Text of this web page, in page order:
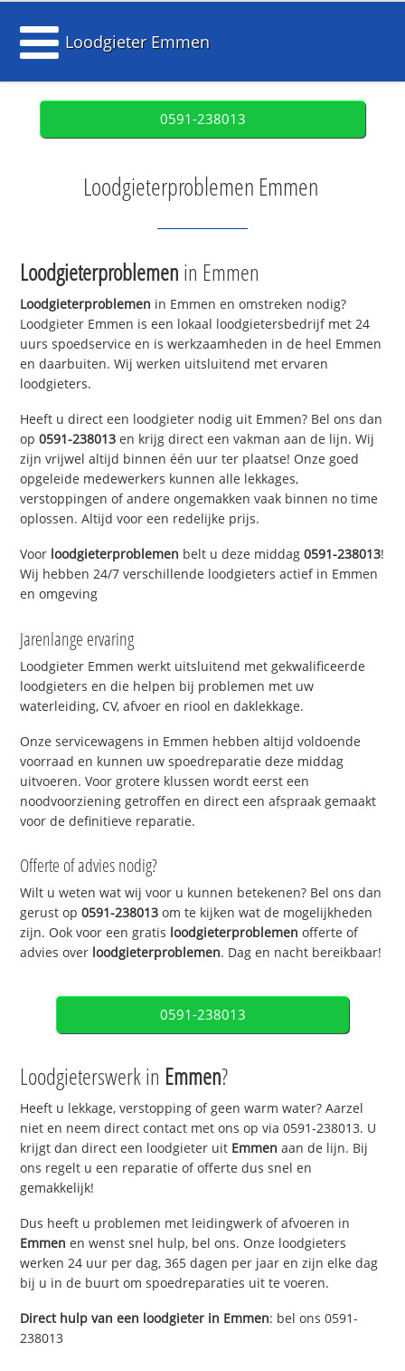
Loodgieter Emmen
0591-238013
Loodgieterproblemen Emmen
Loodgieterproblemen in Emmen
Loodgieterproblemen in Emmen en omstreken nodig?
Loodgieter Emmen is een lokaal loodgietersbedrijf met 24
uurs spoedservice en is werkzaamheden in de heel Emmen
en daarbuiten. Wij werken uitsluitend met ervaren
loodgieters.
Heeft u direct een loodgieter nodig uit Emmen? Bel ons dan
op0591-238013 en krijg direct een vakman aan de lijn. Wij
zijn vrijwel altijd binnen één uur ter plaatse! Onze goed
opgeleide medewerkers kunnen alle lekkages,
verstoppingen of andere ongemakken vaak binnen no time
oplossen. Altijd voor een redelijke prijs.
Voor loodgieterproblemen belt u deze middag0591-238013!
Wij hebben 24/7 verschillende loodgieters actief in Emmen
en omgeving
Jarenlange ervaring
Loodgieter Emmen werkt uitsluitend met gekwalificeerde
loodgieters en die helpen bij problemen met uw
waterleiding, CV, afvoer en riool en daklekkage.
Onze servicewagens in Emmen hebben altijd voldoende
voorraad en kunnen uw spoedreparatie deze middag
uitvoeren. Voor grotere klussen wordt eerst een
noodvoorziening getroffen en direct een afspraak gemaakt
voor de definitieve reparatie.
Offerte of advies nodig?
Wilt u weten wat wij voor u kunnen betekenen? Bel ons dan
gerust op0591-238013 om te kijken wat de mogelijkheden
zijn. Ook voor een gratis loodgieterproblemen offerte of
advies over loodgieterproblemen. Dag en nacht bereikbaar!
0591-238013
Loodgieterswerk in Emmen?
Heeft u lekkage, verstopping of geen warm water? Aarzel
niet en neem direct contact met ons op via 0591-238013. U
krijgt dan direct een loodgieter uit Emmen aan de lijn. Bij
ons regelt u een reparatie of offerte dus snel en
gemakkelijk!
Dus heeft u problemen met leidingwerk of afvoeren in
Emmen en wenst snel hulp, bel ons. Onze loodgieters
werken 24 uur per dag, 365 dagen per jaar en zijn elke dag
bij u in de buurt om spoedreparaties uit te voeren.
Direct hulp van een loodgieter in Emmen: bel ons 0591-
238013